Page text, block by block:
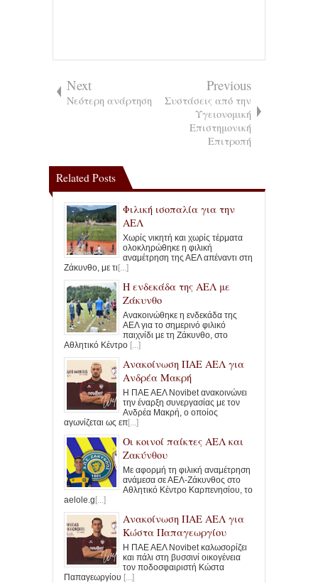
Next
Νεότερη ανάρτηση
Previous
Συστάσεις από την
Υγειονομική
Επιστημονική
Επιτροπή
Related Posts
Φιλική ισοπαλία για την
ΑΕΛ
Χωρίς νικητή και χωρίς τέρματα
ολοκληρώθηκε η φιλική
αναμέτρηση της ΑΕΛ απέναντι στη
Ζάκυνθο, με τι[...]
Η ενδεκάδα της ΑΕΛ με
Ζάκυνθο
Ανακοινώθηκε η ενδεκάδα της
ΑΕΛ για το σημερινό φιλικό
παιχνίδι με τη Ζάκυνθο, στο
Αθλητικό Κέντρο [...]
Ανακοίνωση ΠΑΕ ΑΕΛ για
Ανδρέα Μακρή
Η ΠΑΕ ΑΕΛ Novibet ανακοινώνει
την έναρξη συνεργασίας με τον
Ανδρέα Μακρή, ο οποίος
αγωνίζεται ως επ[...]
Οι κοινοί παίκτες ΑΕΛ και
Ζακύνθου
Με αφορμή τη φιλική αναμέτρηση
ανάμεσα σε ΑΕΛ-Ζάκυνθος στο
Αθλητικό Κέντρο Καρπενησίου, το
aelole.g[...]
Ανακοίνωση ΠΑΕ ΑΕΛ για
Κώστα Παπαγεωργίου
Η ΠΑΕ ΑΕΛ Novibet καλωσορίζει
και πάλι στη βυσσινί οικογένεια
τον ποδοσφαιριστή Κώστα
Παπαγεωργίου [...]